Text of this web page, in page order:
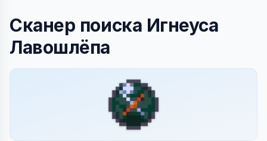
Сканер поиска Игнеуса
Лавошлёпа